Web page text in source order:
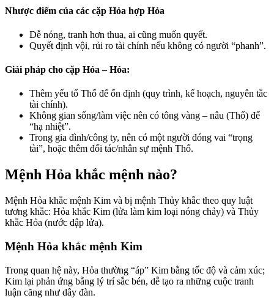
Nhược điểm của các cặp Hỏa hợp Hỏa
Dễ nóng, tranh hơn thua, ai cũng muốn quyết.
Quyết định vội, rủi ro tài chính nếu không có người “phanh”.
Giải pháp cho cặp Hỏa – Hỏa:
Thêm yếu tố Thổ để ổn định (quy trình, kế hoạch, nguyên tắc
tài chính).
Không gian sống/làm việc nên có tông vàng – nâu (Thổ) để
“hạ nhiệt”.
Trong gia đình/công ty, nên có một người đóng vai “trọng
tài”, hoặc thêm đối tác/nhân sự mệnh Thổ.
Mệnh Hỏa khắc mệnh nào?
Mệnh Hỏa khắc mệnh Kim và bị mệnh Thủy khắc theo quy luật
tương khắc: Hỏa khắc Kim (lửa làm kim loại nóng chảy) và Thủy
khắc Hỏa (nước dập lửa).
Mệnh Hỏa khắc mệnh Kim
Trong quan hệ này, Hỏa thường “áp” Kim bằng tốc độ và cảm xúc;
Kim lại phản ứng bằng lý trí sắc bén, dễ tạo ra những cuộc tranh
luận căng như dây đàn.